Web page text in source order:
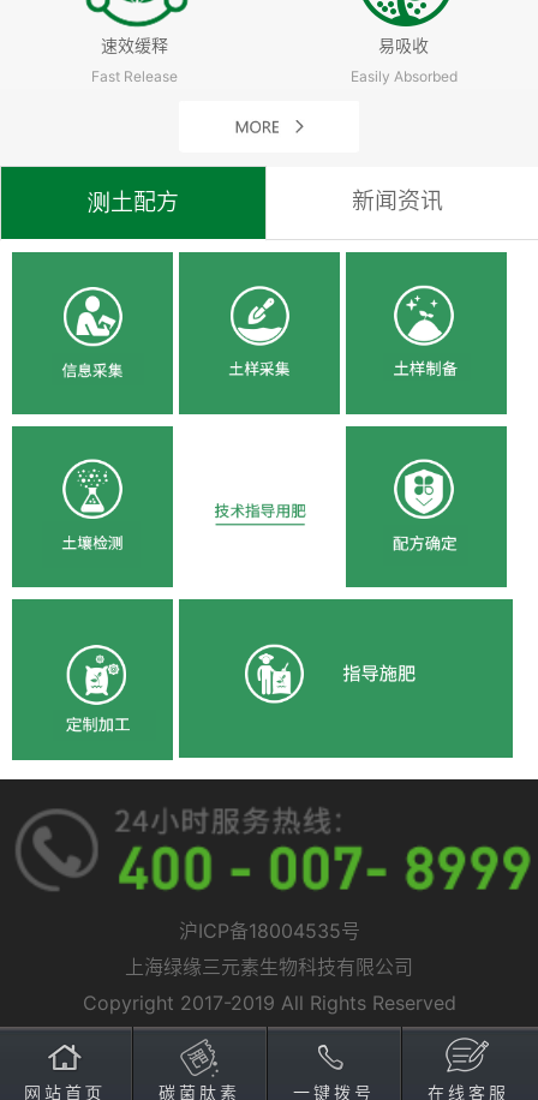
速效缓释
Fast Release
易吸收
Easily Absorbed
测土配方 新闻资讯
沪ICP备18004535号
上海绿缘三元素生物科技有限公司
Copyright 2017-2019 All Rights Reserved
网站首页 碳菌肽素 一键拨号 在线客服